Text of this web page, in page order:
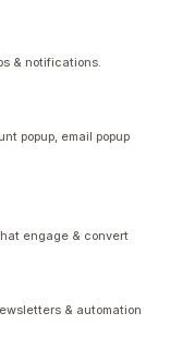
& notifications.
popup, email popup
engage & convert
& automation